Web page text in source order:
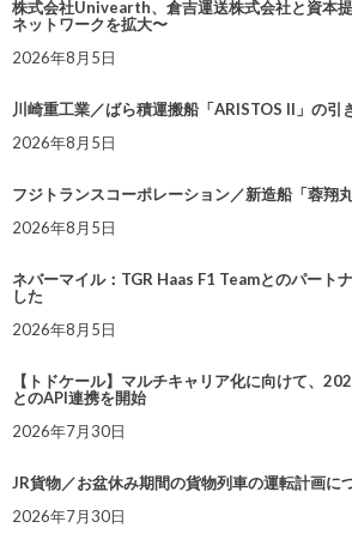
株式会社Univearth、倉吉運送株式会社と資本
ネットワークを拡大〜
2026年8月5日
川崎重工業／ばら積運搬船「ARISTOS II」の引
2026年8月5日
フジトランスコーポレーション／新造船「蓉翔
2026年8月5日
ネバーマイル：TGR Haas F1 Teamとのパート
した
2026年8月5日
【トドケール】マルチキャリア化に向けて、
とのAPI連携を開始
2026年7月30日
JR貨物／お盆休み期間の貨物列車の運転計画に
2026年7月30日